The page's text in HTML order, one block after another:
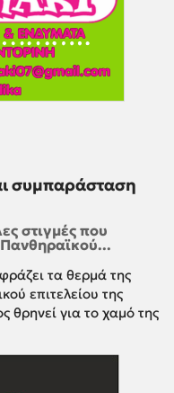
συμπαράσταση
στιγμές που
τα θερμά της
επιτελείου της
για το χαμό της